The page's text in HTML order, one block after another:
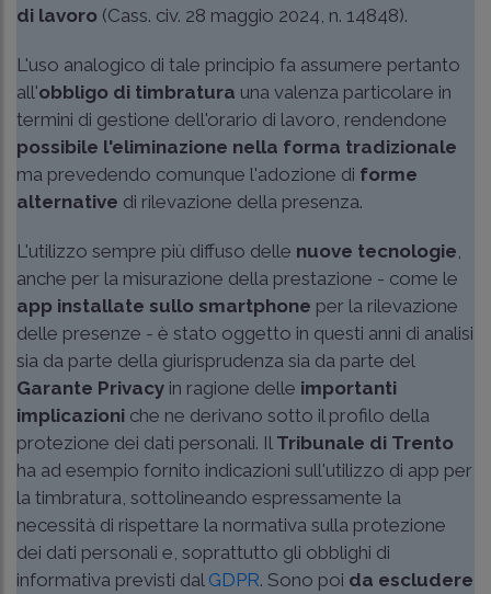
di lavoro (Cass. civ. 28 maggio 2024, n. 14848).
L'uso analogico di tale principio fa assumere pertanto
all'obbligo di timbratura una valenza particolare in
termini di gestione dell'orario di lavoro, rendendone
possibile l'eliminazione nella forma tradizionale
ma prevedendo comunque l'adozione di forme
alternative di rilevazione della presenza.
L'utilizzo sempre più diffuso delle nuove tecnologie
anche per la misurazione della prestazione - come le
app installate sullo smartphone per la rilevazione
delle presenze - è stato oggetto in questi anni di analisi
sia da parte della giurisprudenza sia da parte del
Garante Privacy in ragione delle importanti
implicazioni che ne derivano sotto il profilo della
protezione dei dati personali. Il Tribunale di Trento
ha ad esempio fornito indicazioni sull'utilizzo di app per
la timbratura, sottolineando espressamente la
necessità di rispettare la normativa sulla protezione
dei dati personali e, soprattutto gli obblighi di
informativa previsti dal GDPR. Sono poi da escludere